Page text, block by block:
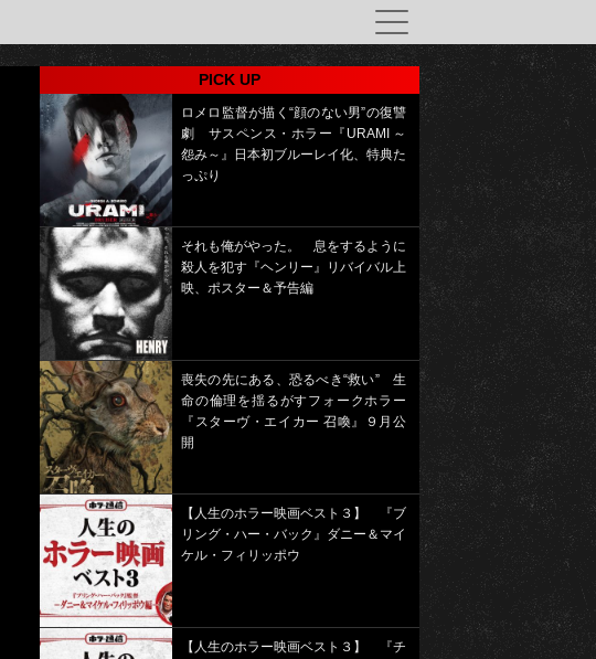
PICK UP
ロメロ監督が描く“顔のない男”の復讐
劇 サスペンス・ホラー『URAMI ～
怨み～』日本初ブルーレイ化、特典た
っぷり
それも俺がやった。 息をするように
殺人を犯す『ヘンリー』リバイバル上
映、ポスター＆予告編
喪失の先にある、恐るべき“救い” 生
命の倫理を揺るがすフォークホラー
『スターヴ・エイカー 召喚』９月公
開
【人生のホラー映画ベスト３】 『ブ
リング・ハー・バック』ダニー＆マイ
ケル・フィリッポウ
【人生のホラー映画ベスト３】 『チ